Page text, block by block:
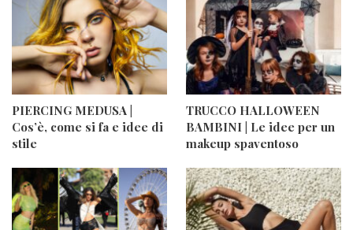
PIERCING MEDUSA |
Cos’è, come si fa e idee di
stile
TRUCCO HALLOWEEN
BAMBINI | Le idee per un
makeup spaventoso